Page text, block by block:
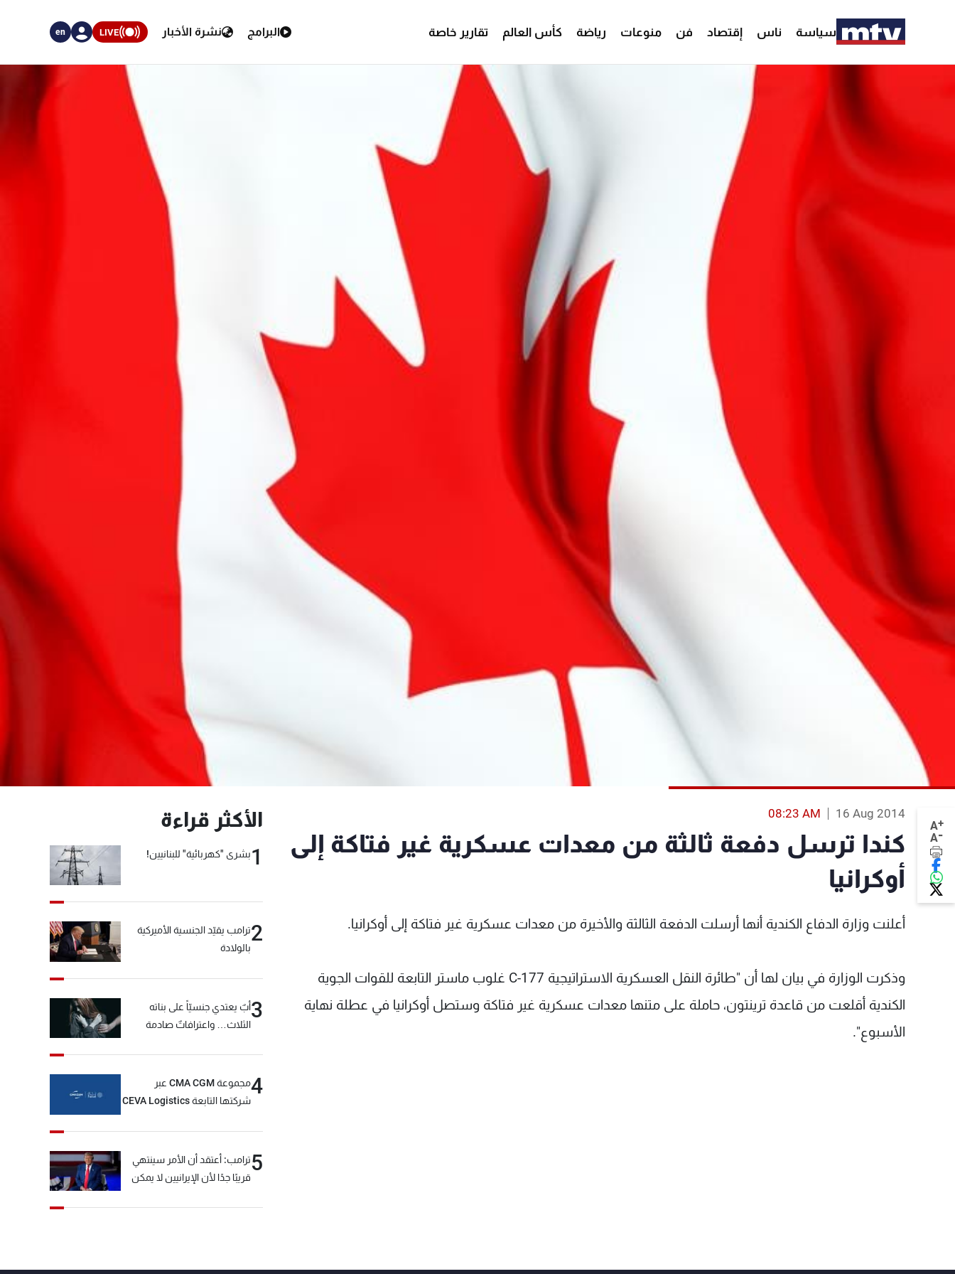
سياسة ناس إقتصاد فن منوعات رياضة كأس العالم تقارير خاصة البرامج نشرة الأخبار LIVE
en
A+
A-
16 Aug 2014
08:23 AM
كندا ترسل دفعة ثالثة من معدات عسكرية غير فتاكة إلى
أوكرانيا
أعلنت وزارة الدفاع الكندية أنها أرسلت الدفعة الثالثة والأخيرة من معدات عسكرية غير فتاكة إلى أوكرانيا.
وذكرت الوزارة في بيان لها أن "طائرة النقل العسكرية الاستراتيجية C-177 غلوب ماستر التابعة للقوات الجوية
الكندية أقلعت من قاعدة ترينتون، حاملة على متنها معدات عسكرية غير فتاكة وستصل أوكرانيا في عطلة نهاية
الأسبوع".
الأكثر قراءة
1بشرى "كهربائية" للبنانيين!
2ترامب يقيّد الجنسية الأميركية
بالولادة
3أبٌ يعتدي جنسيّاً على بناته
الثلاث… واعترافاتٌ صادمة
4
مجموعة CMA CGM عبر
شركتها التابعة CEVA Logistics
5ترامب: أعتقد أن الأمر سينتهي
قريبًا جدًا لأن الإيرانيين لا يمكن